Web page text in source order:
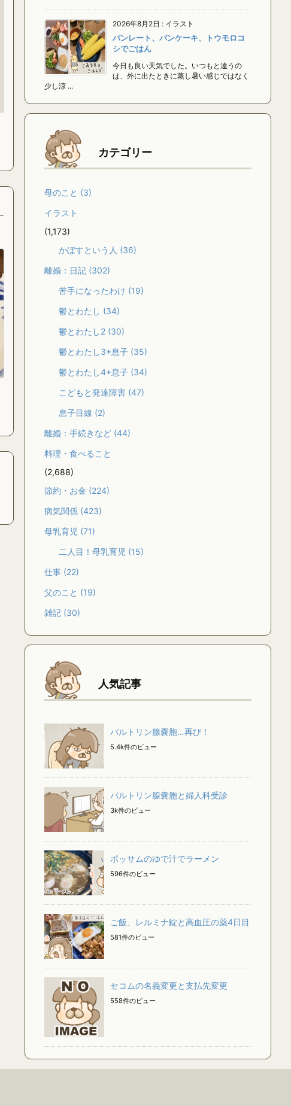
2026年8月2日 : イラスト
パンレート、パンケーキ、トウモロコ
シでごはん
今日も良い天気でした。いつもと違うの
は、外に出たときに蒸し暑い感じではなく
少し涼 ...
カテゴリー
母のこと (3)
イラスト
(1,173)
かぼすという人 (36)
離婚：日記 (302)
苦手になったわけ (19)
鬱とわたし (34)
鬱とわたし2 (30)
鬱とわたし3+息子 (35)
鬱とわたし4+息子 (34)
こどもと発達障害 (47)
息子目線 (2)
離婚：手続きなど (44)
料理・食べること
(2,688)
節約・お金 (224)
病気関係 (423)
母乳育児 (71)
二人目！母乳育児 (15)
仕事 (22)
父のこと (19)
雑記 (30)
人気記事
バルトリン腺嚢胞…再び！
5.4k件のビュー
バルトリン腺嚢胞と婦人科受診
3k件のビュー
ポッサムのゆで汁でラーメン
596件のビュー
ご飯、レルミナ錠と高血圧の薬4日目
581件のビュー
セコムの名義変更と支払先変更
558件のビュー